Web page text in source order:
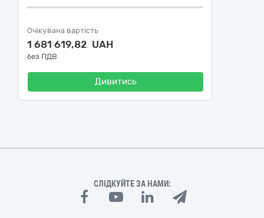
Очікувана вартість
1 681 619,82 UAH
без ПДВ
Дивитись
СЛІДКУЙТЕ ЗА НАМИ: